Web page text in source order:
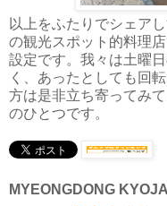
以上をふたりでシェア
の観光スポット的料理
設定です。我々は土曜
く、あったとしても回
方は是非立ち寄ってみ
のひとつです。
MYEONGDONG